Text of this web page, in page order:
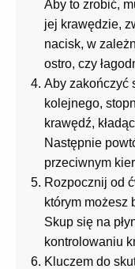
Aby to zrobić,
jej krawędzie,
nacisk, w
ostro, czy
Aby zakończyć
kolejnego,
krawędź,
Następnie
przeciwnym
Rozpocznij od
którym możesz
Skup się na
kontrolowaniu
Kluczem do